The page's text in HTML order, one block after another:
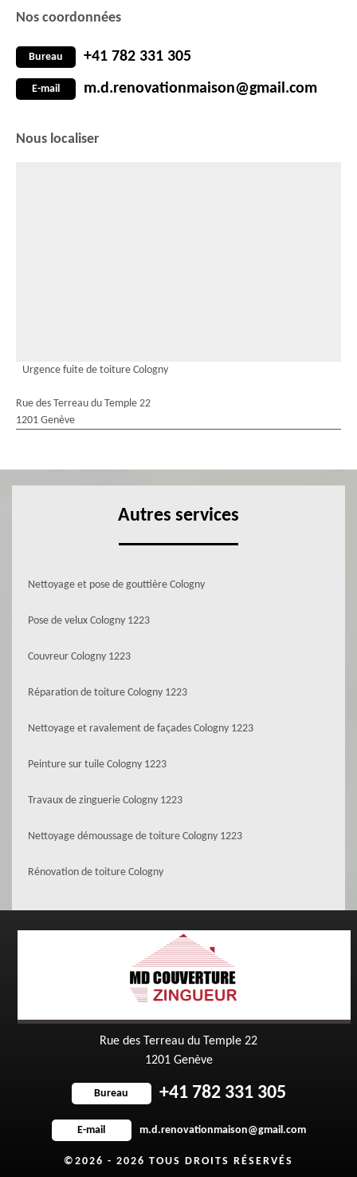
Nos coordonnées
Bureau +41 782 331 305
E-mail m.d.renovationmaison@gmail.com
Nous localiser
Urgence fuite de toiture Cologny
Rue des Terreau du Temple 22
1201 Genève
Autres services
Nettoyage et pose de gouttière Cologny
Pose de velux Cologny 1223
Couvreur Cologny 1223
Réparation de toiture Cologny 1223
Nettoyage et ravalement de façades Cologny 1223
Peinture sur tuile Cologny 1223
Travaux de zinguerie Cologny 1223
Nettoyage démoussage de toiture Cologny 1223
Rénovation de toiture Cologny
Rue des Terreau du Temple 22
1201 Genève
Bureau +41 782 331 305
E-mail m.d.renovationmaison@gmail.com
©2026 - 2026 TOUS DROITS RÉSERVÉS